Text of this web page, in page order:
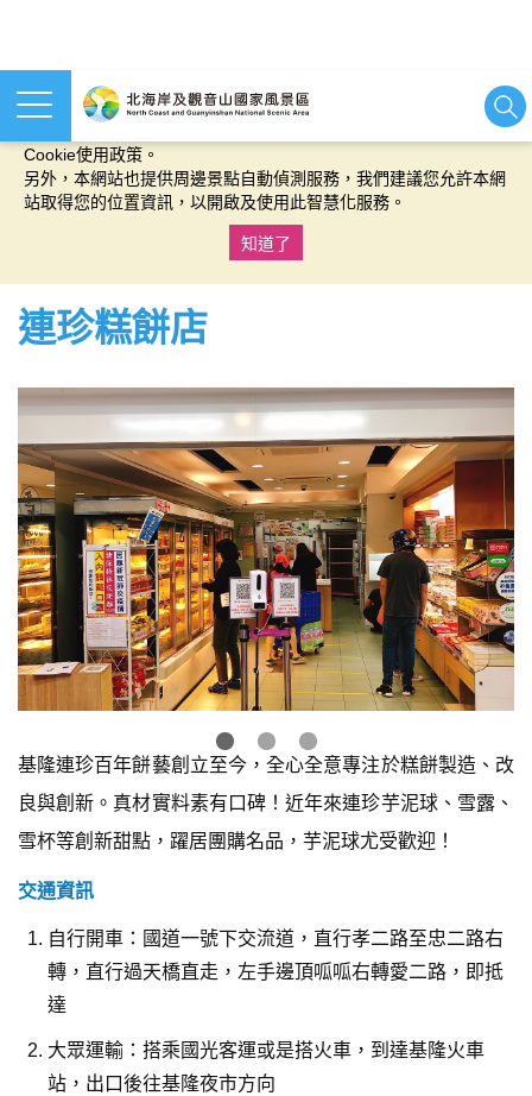
本網站使用cookies等相關技術以持續優化網站服務，並有助於為
Cookie使用政策。
另外，本網站也提供周邊景點自動偵測服務，我們建議您允許本網
站取得您的位置資訊，以開啟及使用此智慧化服務。
知道了
連珍糕餅店
基隆連珍百年餅藝創立至今，全心全意專注於糕餅製造、改
良與創新。真材實料素有口碑！近年來連珍芋泥球、雪露、
雪杯等創新甜點，躍居團購名品，芋泥球尤受歡迎！
交通資訊
自行開車：國道一號下交流道，直行孝二路至忠二路右
轉，直行過天橋直走，左手邊頂呱呱右轉愛二路，即抵
達
大眾運輸：搭乘國光客運或是搭火車，到達基隆火車
站，出口後往基隆夜市方向